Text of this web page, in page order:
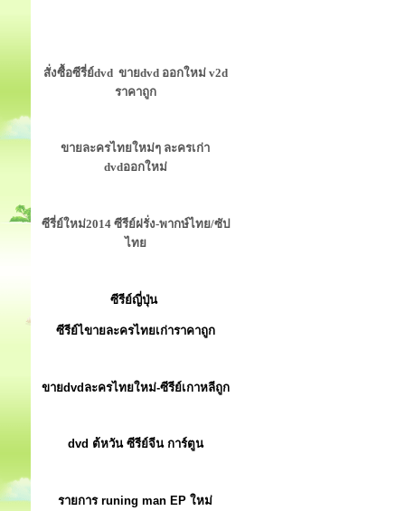
สั่งซื้อซีรี่ย์dvd ขายdvd ออกใหม่ v2d
ราคาถูก
ขายละครไทยใหม่ๆ ละครเก่า
dvdออกใหม่
ซีรี่ย์ใหม่2014 ซีรีย์ฝรั่ง-พากษ์ไทย/ซัป
ไทย
ซีรีย์ญี่ปุ่น
ซีรีย์ไขายละครไทยเก่าราคาถูก
ขายdvdละครไทยใหม่-ซีรีย์เกาหลีถูก
dvd ต้หวัน ซีรีย์จีน การ์ตูน
รายการ runing man EP ใหม่